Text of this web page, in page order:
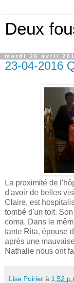
Deux
mardi 26 avril
23-04-2016
La proximité de
d'avoir de belles
Claire, est
tombé d'un toit.
coma. Dans le
tante Rita, épouse
après une
Nathalie nous ont
Lise Poirier à 1:52